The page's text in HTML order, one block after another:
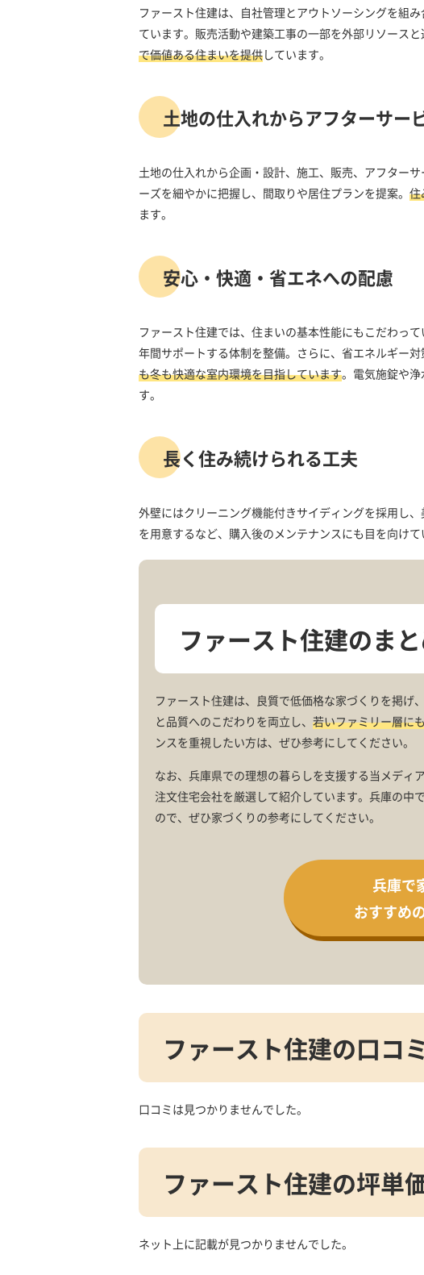
ファースト住建は、自社管理とアウトソーシングを組
ています。販売活動や建築工事の一部を外部リソースと
で価値ある住まいを提供しています。
土地の仕入れからアフターサー
土地の仕入れから企画・設計、施工、販売、アフター
ーズを細やかに把握し、間取りや居住プランを提案。 住
ます。
安心・快適・省エネへの配慮
ファースト住建では、住まいの基本性能にもこだわっ
年間サポートする体制を整備。さらに、省エネルギー
も冬も快適な室内環境を目指しています。電気施錠や
す。
長く住み続けられる工夫
外壁にはクリーニング機能付きサイディングを採用し
を用意するなど、購入後のメンテナンスにも目を向けて
ファースト住建のま
ファースト住建は、良質で低価格な家づくりを掲げ
と品質へのこだわりを両立し、 若いファミリー層に
ンスを重視したい方は、ぜひ参考にしてください。
なお、兵庫県での理想の暮らしを支援する当メディ
注文住宅会社を厳選して紹介しています。兵庫の中
ので、ぜひ家づくりの参考にしてください。
兵庫で
おすすめ
ファースト住建の口コ
口コミは見つかりませんでした。
ファースト住建の坪単
ネット上に記載が見つかりませんでした。